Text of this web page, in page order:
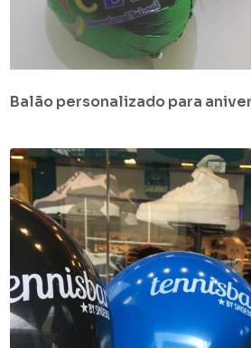
Balão personalizado para